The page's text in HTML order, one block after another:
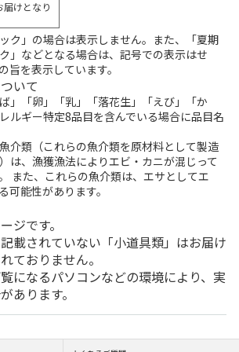
けとなり
ク」の場合は表示しません。また、「夏期
」などとなる場合は、記号での表示はせ
旨を表示しています。
いて
」「卵」「乳」「落花生」「えび」「か
ルギー特定8品目を含んでいる場合に品目名
介類（これらの魚介類を原材料として製造
は、漁獲漁法によりエビ・カニが混じって
また、これらの魚介類は、エサとしてエ
可能性があります。
ジです。
載されていない「小道具類」はお届け
ておりません。
になるパソコンなどの環境により、実
あります。